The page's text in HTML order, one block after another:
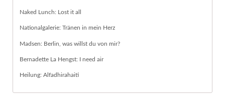
Naked Lunch: Lost it all
Nationalgalerie: Tränen in mein Herz
Madsen: Berlin, was willst du von mir?
Bernadette La Hengst: I need air
Heilung: Alfadhirahaiti